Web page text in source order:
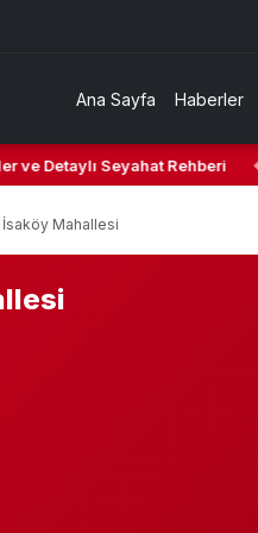
Ana Sayfa Haberler
Detaylı Seyahat Rehberi ◆
İsaköy Mahallesi